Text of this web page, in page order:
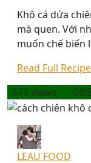
Khô cá dứa
mà quen. Với
muốn chế biến
Read Full Recipe
571 views
LEAU FOOD